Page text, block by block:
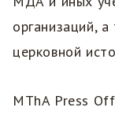
организаций,
церковной
MThA Press